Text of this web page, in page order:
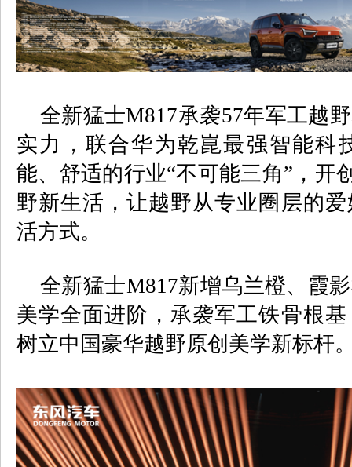
全新猛士M817承袭57年军工越
实力，联合华为乾崑最强智能科
能、舒适的行业“不可能三角”，开
野新生活，让越野从专业圈层的
活方式。
全新猛士M817新增乌兰橙、霞
美学全面进阶，承袭军工铁骨根
树立中国豪华越野原创美学新标杆